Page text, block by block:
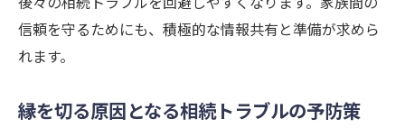
信頼を守るためにも、積極的な情報共有と準備が求めら
れます。
縁を切る原因となる相続トラブルの予防策